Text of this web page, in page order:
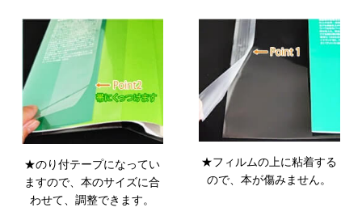
★のり付テープになってい
ますので、本のサイズに合
わせて、調整できます。
★フィルムの上に粘着する
ので、本が傷みません。